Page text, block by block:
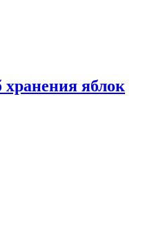
яблок